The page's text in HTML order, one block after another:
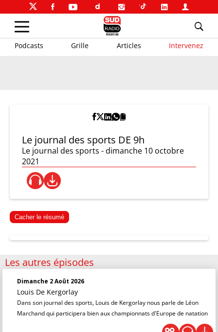
Podcasts Grille Articles Intervenez
Le journal des sports DE 9h
Le journal des sports - dimanche 10 octobre
2021
Cacher le résumé
Les autres épisodes
Dimanche 2 Août 2026
Louis De Kergorlay
Dans son journal des sports, Louis de Kergorlay nous parle de Léon
Marchand qui participera bien aux championnats d'Europe de natation